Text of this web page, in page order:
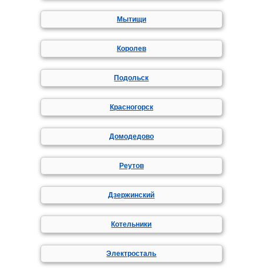
Мытищи
Королев
Подольск
Красногорск
Домодедово
Реутов
Дзержинский
Котельники
Электросталь